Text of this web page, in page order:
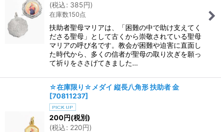
(税込: 385円)
在庫数150点
扶助者聖母マリアは、「困難の中で助け支えてく
ださる聖母」として古くから崇敬されている聖母
マリアの呼び名です。教会が困難や迫害に直面し
た時代から、多くの信者が聖母の取り次ぎを願っ
て祈りをささげてきました…
☆在庫限り☆メダイ 縦長八角形 扶助者 金
[70811237]
200円(税別)
(税込: 220円)